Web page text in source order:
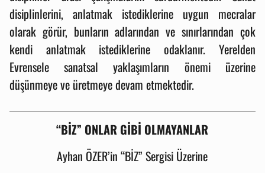
disiplinlerini, anlatmak istediklerine uygun mecralar
olarak görür, bunların adlarından ve sınırlarından çok
kendi anlatmak istediklerine odaklanır. Yerelden
Evrensele sanatsal yaklaşımların önemi üzerine
düşünmeye ve üretmeye devam etmektedir.
“BİZ” ONLAR GİBİ OLMAYANLAR
Ayhan ÖZER’in “BİZ” Sergisi Üzerine